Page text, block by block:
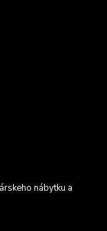
nábytku a